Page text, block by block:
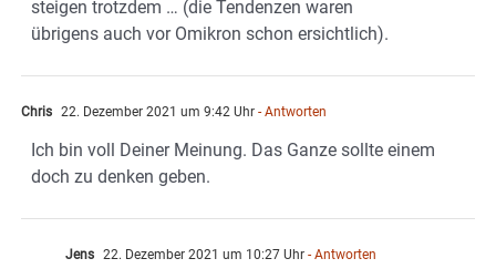
steigen trotzdem … (die Tendenzen waren
übrigens auch vor Omikron schon ersichtlich).
Chris 22. Dezember 2021 um 9:42 Uhr - Antworten
Ich bin voll Deiner Meinung. Das Ganze sollte einem
doch zu denken geben.
Jens 22. Dezember 2021 um 10:27 Uhr - Antworten